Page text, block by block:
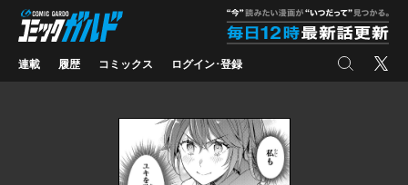
コミックガルド
連載 履歴 コミックス ログイン･登録 検索 X